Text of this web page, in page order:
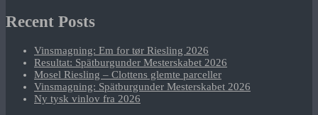
Recent Posts
Vinsmagning: Em for tør Riesling 2026
Resultat: Spätburgunder Mesterskabet 2026
Mosel Riesling – Clottens glemte parceller
Vinsmagning: Spätburgunder Mesterskabet 2026
Ny tysk vinlov fra 2026